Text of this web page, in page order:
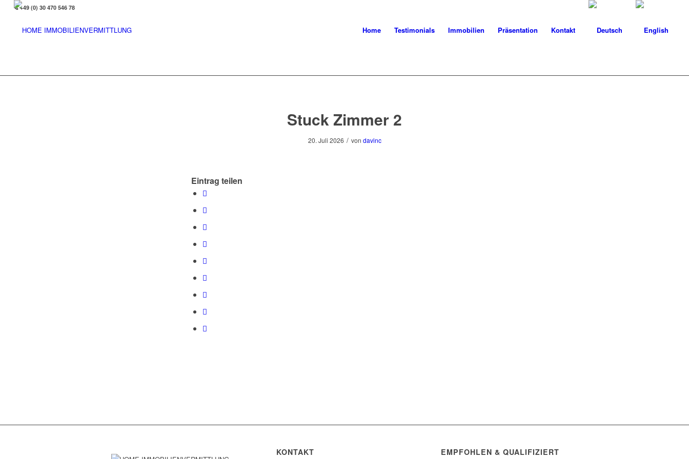
Home Testimonials Immobilien Präsentation Kontakt
+49 (0) 30 470 546 78
Stuck Zimmer 2
20. Juli 2026 / von davinc
Eintrag teilen
KONTAKT EMPFOHLEN & QUALIFIZIERT